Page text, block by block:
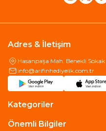
Adres & İletişim
Hasanpaşa Mah. Benekli
info@arifinhediyelik.com.tr
Kategoriler
Önemli Bilgiler